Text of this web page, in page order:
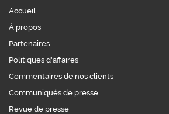
Accueil
À propos
Partenaires
Politiques d'affaires
Commentaires de nos clients
Communiqués de presse
Revue de presse